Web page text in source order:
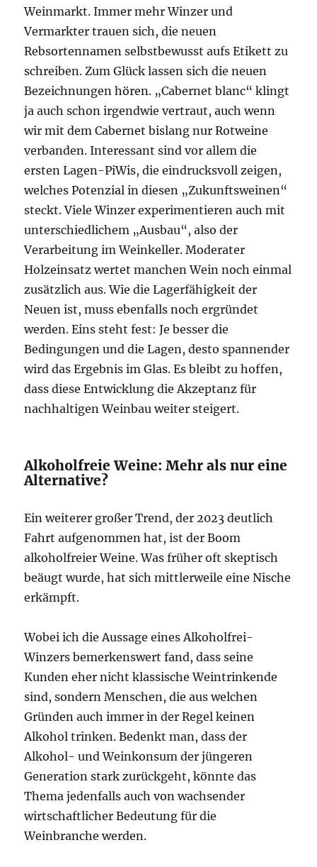
Weinmarkt. Immer mehr Winzer und
Vermarkter trauen sich, die neuen
Rebsortennamen selbstbewusst aufs Etikett zu
schreiben. Zum Glück lassen sich die neuen
Bezeichnungen hören. „Cabernet blanc“ klingt
ja auch schon irgendwie vertraut, auch wenn
wir mit dem Cabernet bislang nur Rotweine
verbanden. Interessant sind vor allem die
ersten Lagen-PiWis, die eindrucksvoll zeigen,
welches Potenzial in diesen „Zukunftsweinen“
steckt. Viele Winzer experimentieren auch mit
unterschiedlichem „Ausbau“, also der
Verarbeitung im Weinkeller. Moderater
Holzeinsatz wertet manchen Wein noch einmal
zusätzlich aus. Wie die Lagerfähigkeit der
Neuen ist, muss ebenfalls noch ergründet
werden. Eins steht fest: Je besser die
Bedingungen und die Lagen, desto spannender
wird das Ergebnis im Glas. Es bleibt zu hoffen,
dass diese Entwicklung die Akzeptanz für
nachhaltigen Weinbau weiter steigert.
Alkoholfreie Weine: Mehr als nur eine
Alternative?
Ein weiterer großer Trend, der 2023 deutlich
Fahrt aufgenommen hat, ist der Boom
alkoholfreier Weine. Was früher oft skeptisch
beäugt wurde, hat sich mittlerweile eine Nische
erkämpft.
Wobei ich die Aussage eines Alkoholfrei-
Winzers bemerkenswert fand, dass seine
Kunden eher nicht klassische Weintrinkende
sind, sondern Menschen, die aus welchen
Gründen auch immer in der Regel keinen
Alkohol trinken. Bedenkt man, dass der
Alkohol- und Weinkonsum der jüngeren
Generation stark zurückgeht, könnte das
Thema jedenfalls auch von wachsender
wirtschaftlicher Bedeutung für die
Weinbranche werden.